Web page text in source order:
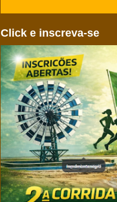
Click e inscreva-se